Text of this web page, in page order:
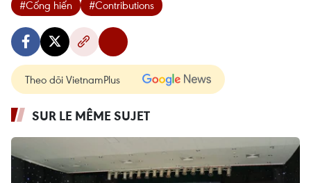
#Cống hiến #Contributions
Theo dõi VietnamPlus
SUR LE MÊME SUJET